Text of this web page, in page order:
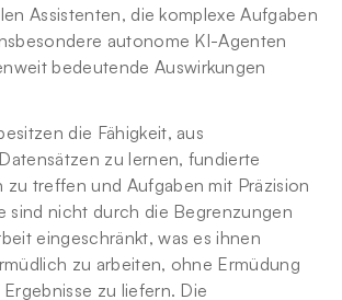
Assistenten, die komplexe Aufgaben
autonome KI-Agenten
bedeutende Auswirkungen
die Fähigkeit, aus
zu lernen, fundierte
zu treffen und Aufgaben mit Präzision
sind nicht durch die Begrenzungen
eingeschränkt, was es ihnen
zu arbeiten, ohne Ermüdung
zu liefern. Die